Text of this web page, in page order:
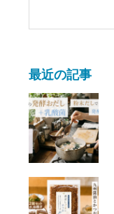
最近の記事